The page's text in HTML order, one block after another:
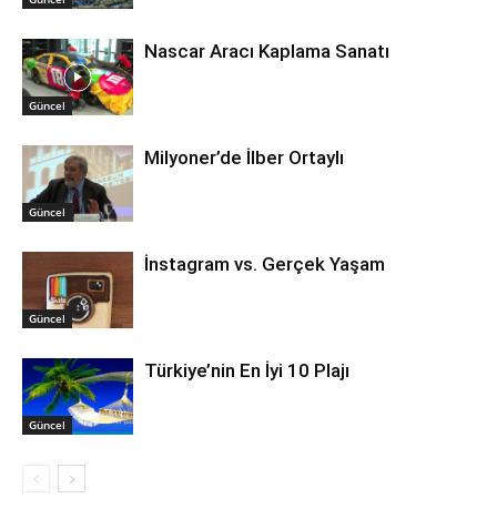
Güncel
Nascar Aracı Kaplama Sanatı
Güncel
Milyoner’de İlber Ortaylı
Güncel
İnstagram vs. Gerçek Yaşam
Güncel
Türkiye’nin En İyi 10 Plajı